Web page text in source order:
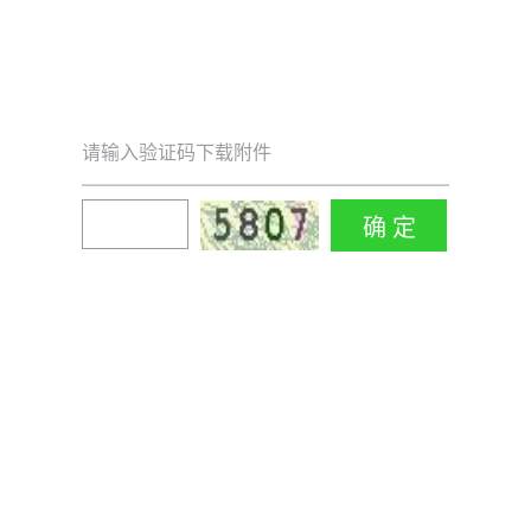
请输入验证码下载附件